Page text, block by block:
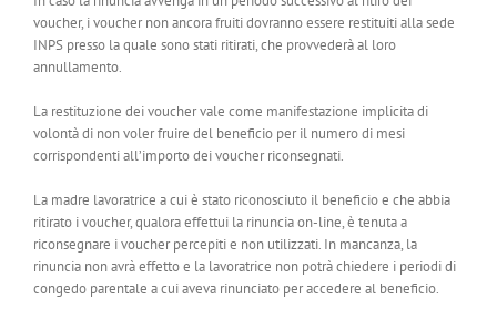
voucher, i voucher non ancora fruiti dovranno essere restituiti alla sede
INPS presso la quale sono stati ritirati, che provvederà al loro
annullamento.
La restituzione dei voucher vale come manifestazione implicita di
volontà di non voler fruire del beneficio per il numero di mesi
corrispondenti all’importo dei voucher riconsegnati.
La madre lavoratrice a cui è stato riconosciuto il beneficio e che abbia
ritirato i voucher, qualora effettui la rinuncia on-line, è tenuta a
riconsegnare i voucher percepiti e non utilizzati. In mancanza, la
rinuncia non avrà effetto e la lavoratrice non potrà chiedere i periodi di
congedo parentale a cui aveva rinunciato per accedere al beneficio.